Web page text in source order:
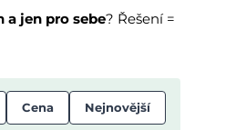
jen pro sebe? Řešení =
Cena Nejnovější